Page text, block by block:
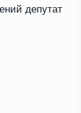
депутат